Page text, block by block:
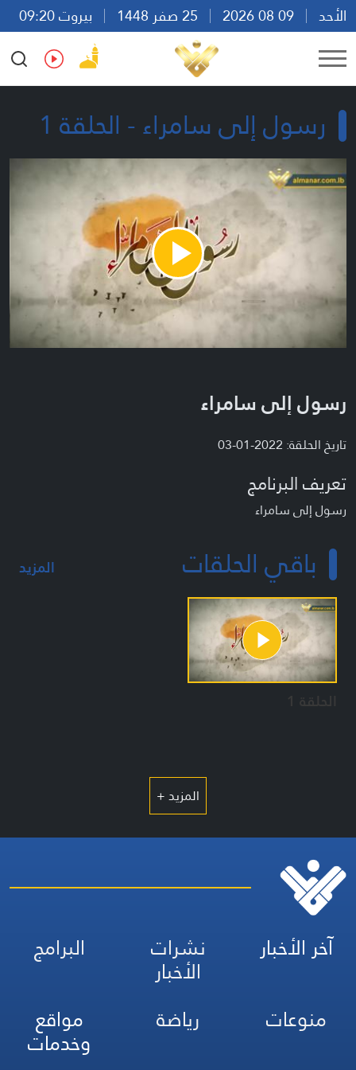
الأحد
بيروت 09:20
Ar
En Fr Es
رسول إلى سامراء - الحلقة 1
Play
Video
رسول إلى سامراء
تاريخ الحلقة: 2022-01-03
تعريف البرنامج
رسول إلى سامراء
باقي الحلقات المزيد
الحلقة 1
المزيد +
آخر الأخبار نشرات
الأخبار
البرامج
منوعات
رياضة مواقع
وخدمات